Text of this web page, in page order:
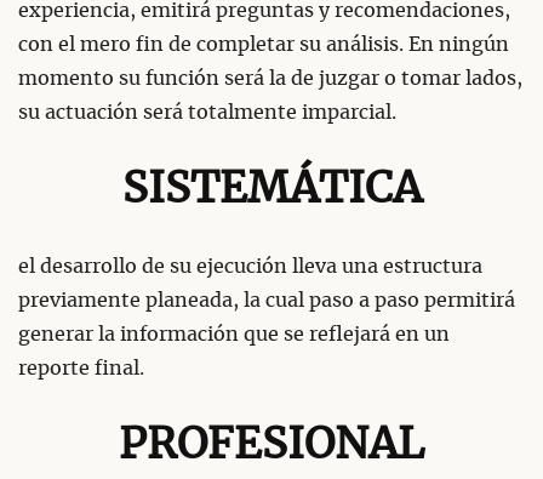
experiencia, emitirá preguntas y recomendaciones,
con el mero fin de completar su análisis. En ningún
momento su función será la de juzgar o tomar lados,
su actuación será totalmente imparcial.
SISTEMÁTICA
el desarrollo de su ejecución lleva una estructura
previamente planeada, la cual paso a paso permitirá
generar la información que se reflejará en un
reporte final.
PROFESIONAL